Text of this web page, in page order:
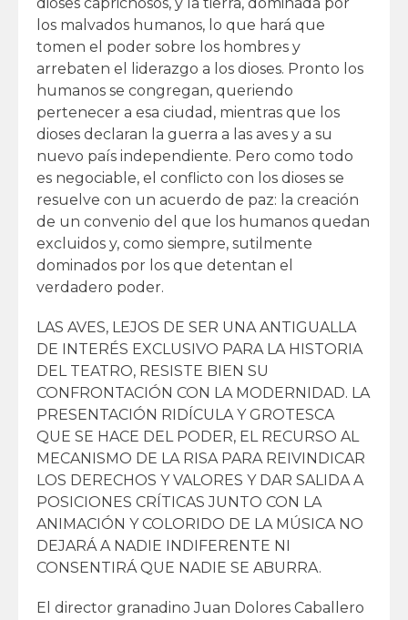
los malvados humanos, lo que hará que
tomen el poder sobre los hombres y
arrebaten el liderazgo a los dioses. Pronto los
humanos se congregan, queriendo
pertenecer a esa ciudad, mientras que los
dioses declaran la guerra a las aves y a su
nuevo país independiente. Pero como todo
es negociable, el conflicto con los dioses se
resuelve con un acuerdo de paz: la creación
de un convenio del que los humanos quedan
excluidos y, como siempre, sutilmente
dominados por los que detentan el
verdadero poder.
LAS AVES, LEJOS DE SER UNA ANTIGUALLA
DE INTERÉS EXCLUSIVO PARA LA HISTORIA
DEL TEATRO, RESISTE BIEN SU
CONFRONTACIÓN CON LA MODERNIDAD. LA
PRESENTACIÓN RIDÍCULA Y GROTESCA
QUE SE HACE DEL PODER, EL RECURSO AL
MECANISMO DE LA RISA PARA REIVINDICAR
LOS DERECHOS Y VALORES Y DAR SALIDA A
POSICIONES CRÍTICAS JUNTO CON LA
ANIMACIÓN Y COLORIDO DE LA MÚSICA NO
DEJARÁ A NADIE INDIFERENTE NI
CONSENTIRÁ QUE NADIE SE ABURRA.
El director granadino Juan Dolores Caballero